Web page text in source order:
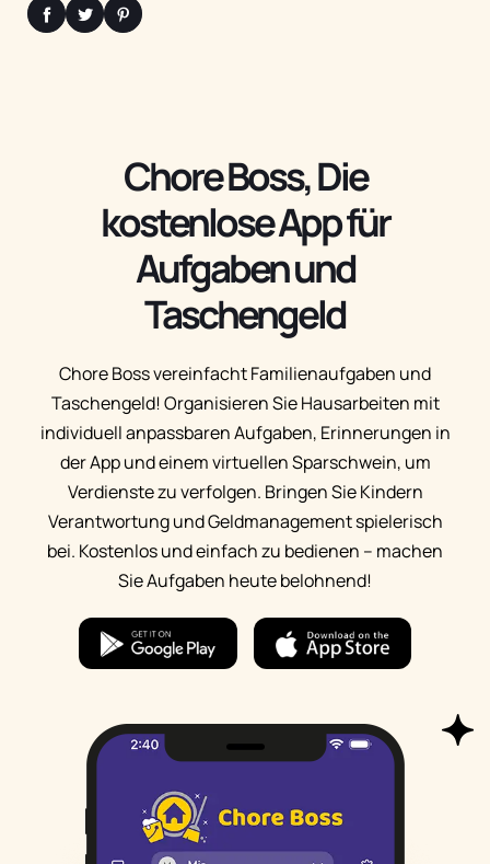
Chore Boss, Die
kostenlose App für
Aufgaben und
Taschengeld
Chore Boss vereinfacht Familienaufgaben und
Taschengeld! Organisieren Sie Hausarbeiten mit
individuell anpassbaren Aufgaben, Erinnerungen in
der App und einem virtuellen Sparschwein, um
Verdienste zu verfolgen. Bringen Sie Kindern
Verantwortung und Geldmanagement spielerisch
bei. Kostenlos und einfach zu bedienen – machen
Sie Aufgaben heute belohnend!